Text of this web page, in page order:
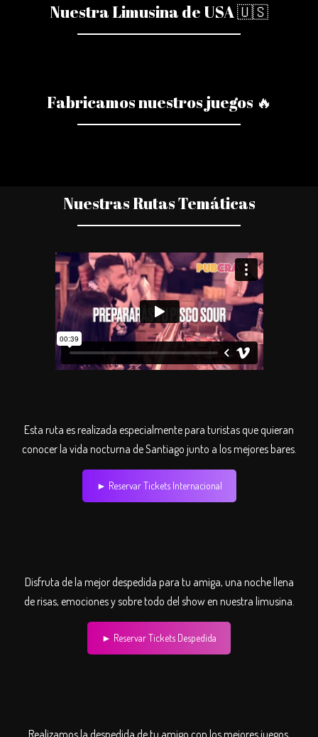
Nuestra Limusina de USA 🇺🇸
Fabricamos nuestros juegos 🔥
Nuestras Rutas Temáticas
Esta ruta es realizada especialmente para turistas que quieran
conocer la vida nocturna de Santiago junto a los mejores bares.
► Reservar Tickets Internacional
Disfruta de la mejor despedida para tu amiga, una noche llena
de risas, emociones y sobre todo del show en nuestra limusina.
► Reservar Tickets Despedida
Realizamos la despedida de tu amigo con los mejores juegos,